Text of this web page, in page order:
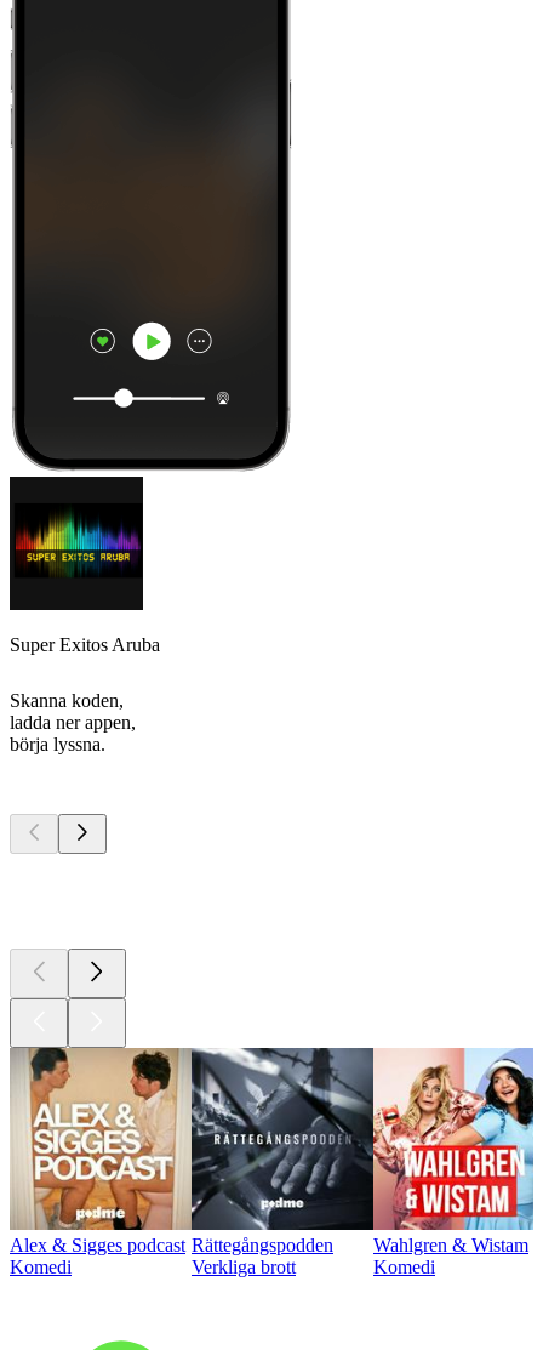
Super Exitos Aruba
Skanna koden,
ladda ner appen,
börja lyssna.
Alex & Sigges podcast
Komedi
Rättegångspodden
Verkliga brott
Wahlgren & Wistam
Komedi